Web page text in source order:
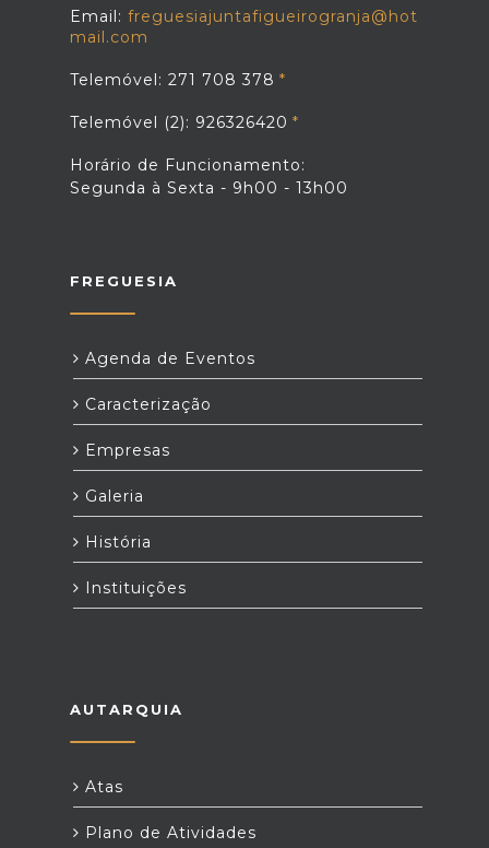
Email: freguesiajuntafigueirogranja@hot
mail.com
Telemóvel: 271 708 378
Telemóvel (2): 926326420
Horário de Funcionamento:
Segunda à Sexta - 9h00 - 13h00
FREGUESIA
Agenda de Eventos
Caracterização
Empresas
Galeria
História
Instituições
AUTARQUIA
Atas
Plano de Atividades